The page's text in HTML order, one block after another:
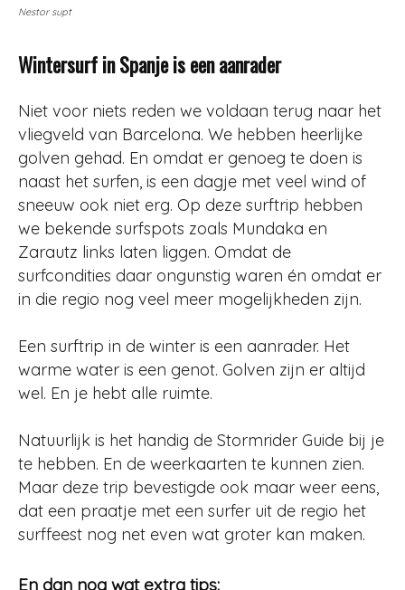
Nestor supt
Wintersurf in Spanje is een aanrader
Niet voor niets reden we voldaan terug naar het
vliegveld van Barcelona. We hebben heerlijke
golven gehad. En omdat er genoeg te doen is
naast het surfen, is een dagje met veel wind of
sneeuw ook niet erg. Op deze surftrip hebben
we bekende surfspots zoals Mundaka en
Zarautz links laten liggen. Omdat de
surfcondities daar ongunstig waren én omdat er
in die regio nog veel meer mogelijkheden zijn.
Een surftrip in de winter is een aanrader. Het
warme water is een genot. Golven zijn er altijd
wel. En je hebt alle ruimte.
Natuurlijk is het handig de Stormrider Guide bij je
te hebben. En de weerkaarten te kunnen zien.
Maar deze trip bevestigde ook maar weer eens,
dat een praatje met een surfer uit de regio het
surffeest nog net even wat groter kan maken.
En dan nog wat extra tips: